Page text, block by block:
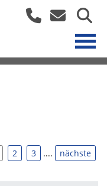
2 3 .... nächste